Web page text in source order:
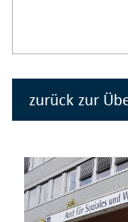
zurück zur